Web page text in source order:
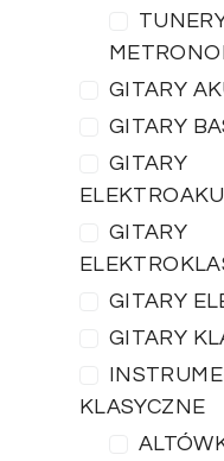
GITARY
GITARY
GITARY
GITARY
GITARY
GITARY
KLASYCZNE